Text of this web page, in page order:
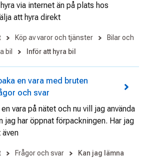
via internet än på plats hos
att hyra direkt
Köp av varor och tjänster
Bilar och
bil Inför att hyra bil
en vara med bruten
och svar
vara på nätet och nu vill jag använda
jag har öppnat förpackningen. Har jag
Frågor och svar
Kan jag lämna